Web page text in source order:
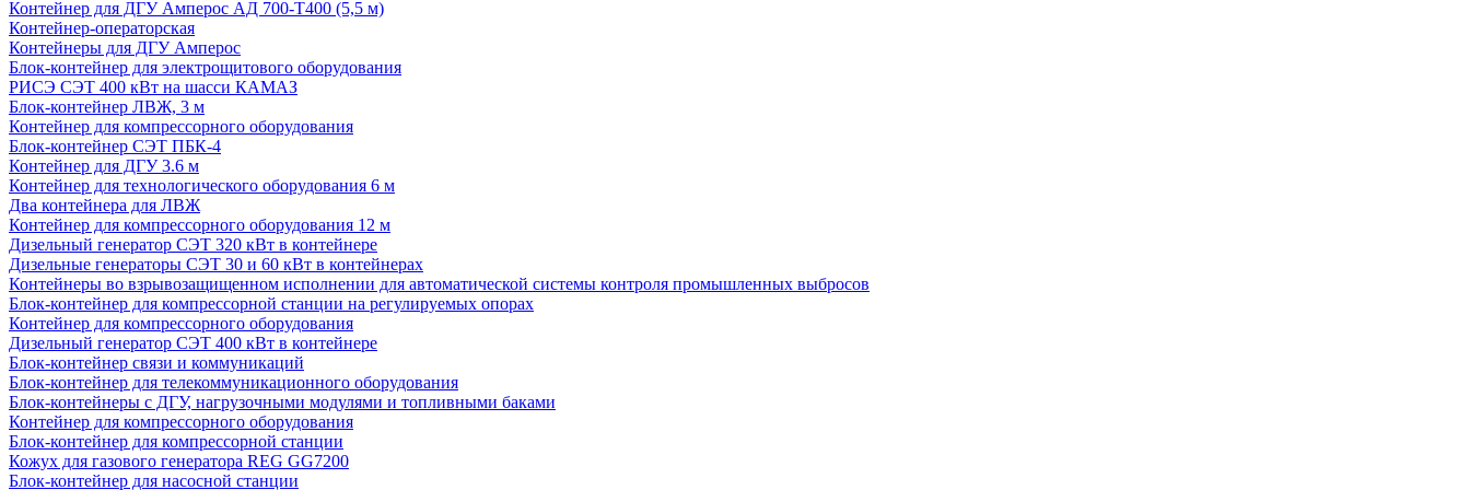
Контейнер для ДГУ Амперос АД 700-Т400 (5,5 м)
Контейнер-операторская
Контейнеры для ДГУ Амперос
Блок-контейнер для электрощитового оборудования
РИСЭ СЭТ 400 кВт на шасси КАМАЗ
Блок-контейнер ЛВЖ, 3 м
Контейнер для компрессорного оборудования
Блок-контейнер СЭТ ПБК-4
Контейнер для ДГУ 3.6 м
Контейнер для технологического оборудования 6 м
Два контейнера для ЛВЖ
Контейнер для компрессорного оборудования 12 м
Дизельный генератор СЭТ 320 кВт в контейнере
Дизельные генераторы СЭТ 30 и 60 кВт в контейнерах
Контейнеры во взрывозащищенном исполнении для автоматической системы контроля промышленных выбросов
Блок-контейнер для компрессорной станции на регулируемых опорах
Контейнер для компрессорного оборудования
Дизельный генератор СЭТ 400 кВт в контейнере
Блок-контейнер связи и коммуникаций
Блок-контейнер для телекоммуникационного оборудования
Блок-контейнеры с ДГУ, нагрузочными модулями и топливными баками
Контейнер для компрессорного оборудования
Блок-контейнер для компрессорной станции
Кожух для газового генератора REG GG7200
Блок-контейнер для насосной станции